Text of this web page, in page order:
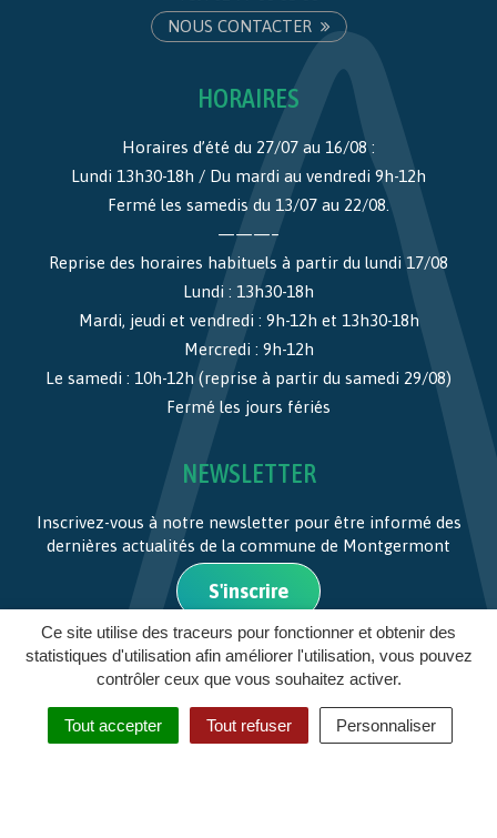
Ce site utilise des traceurs pour fonctionner et obtenir des
statistiques d'utilisation afin améliorer l'utilisation, vous pouvez
contrôler ceux que vous souhaitez activer.
Tout accepter Tout refuser Personnaliser
NOUS CONTACTER
HORAIRES
Horaires d’été du 27/07 au 16/08 :
Lundi 13h30-18h / Du mardi au vendredi 9h-12h
Fermé les samedis du 13/07 au 22/08.
———–
Reprise des horaires habituels à partir du lundi 17/08
Lundi : 13h30-18h
Mardi, jeudi et vendredi : 9h-12h et 13h30-18h
Mercredi : 9h-12h
Le samedi : 10h-12h (reprise à partir du samedi 29/08)
Fermé les jours fériés
NEWSLETTER
Inscrivez-vous à notre newsletter pour être informé des
dernières actualités de la commune de Montgermont
S'inscrire
MENTIONS LÉGALES
PLAN DU SITE
CRÉDITS